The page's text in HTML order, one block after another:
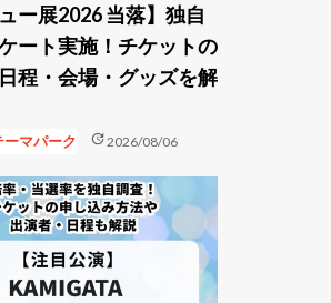
ー展2026 当落】独自
ート実施！チケットの
程・会場・グッズを解
ーマパーク update2026/08/06